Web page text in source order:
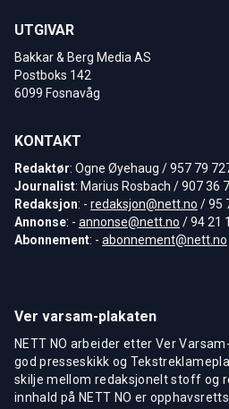
UTGIVAR
Bakkar & Berg Media AS
Postboks 142
6099 Fosnavåg
KONTAKT
Redaktør: Ogne Øyehaug / 957 79
Journalist: Marius Rosbach / 907 36
Redaksjon: - redaksjon@nett.no / 95
Annonse: - annonse@nett.no / 94 21
Abonnement: - abonnement@nett.no
Ver varsam-plakaten
NETT NO arbeider etter Ver
god presseskikk og
skilje mellom redaksjonelt stoff og
innhald på NETT NO er